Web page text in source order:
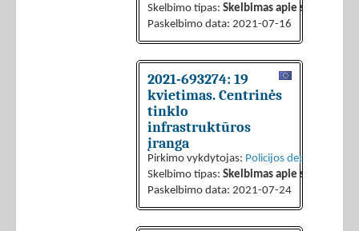
Skelbimo tipas: Skelbimas apie sutarties
Paskelbimo data: 2021-07-16
2021-693274: 19
kvietimas. Centrinės
tinklo
infrastruktūros
įranga
Pirkimo vykdytojas: Policijos
Skelbimo tipas: Skelbimas apie sutarties
Paskelbimo data: 2021-07-24